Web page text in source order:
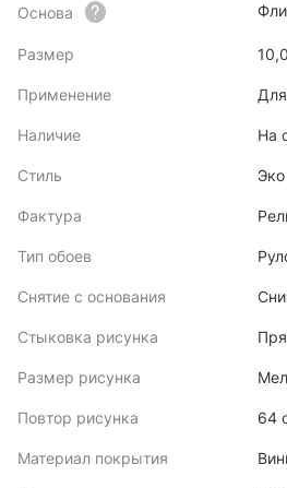
Основа
Размер
Применение
Наличие На
Стиль
Фактура
Тип обоев
Снятие с основания
Стыковка рисунка
Размер рисунка
Повтор рисунка 64
Материал покрытия